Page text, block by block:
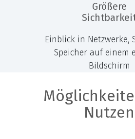
Größere
Einblick in Netzwerke,
Speicher auf einem
Bildschirm
Nutzen